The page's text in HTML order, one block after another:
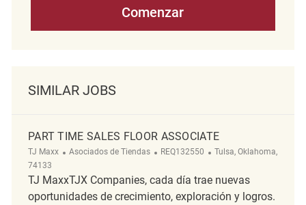
Comenzar
SIMILAR JOBS
PART TIME SALES FLOOR ASSOCIATE
TJ Maxx Categoría
Asociados de Tiendas ReqId
REQ132550 Ubicación
Tulsa, Oklahoma,
74133
TJ MaxxTJX Companies, cada día trae nuevas
oportunidades de crecimiento, exploración y logros.